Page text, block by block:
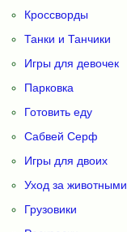
Кроссворды
Танки и Танчики
Игры для девочек
Парковка
Готовить еду
Сабвей Серф
Игры для двоих
Уход за животными
Грузовики